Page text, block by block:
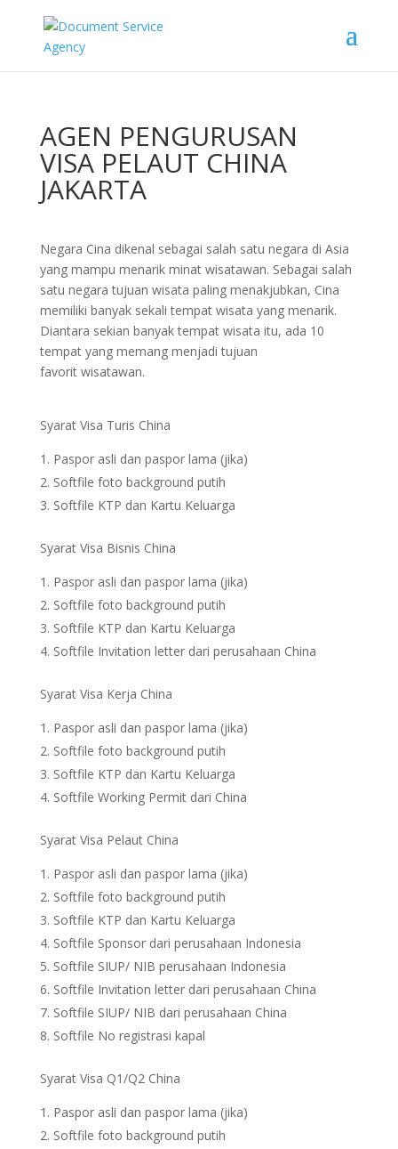
AGEN PENGURUSAN
VISA PELAUT CHINA
JAKARTA
Negara Cina dikenal sebagai salah satu negara di Asia
yang mampu menarik minat wisatawan. Sebagai salah
satu negara tujuan wisata paling menakjubkan, Cina
memiliki banyak sekali tempat wisata yang menarik.
Diantara sekian banyak tempat wisata itu, ada 10
tempat yang memang menjadi tujuan
favorit wisatawan.
Syarat Visa Turis China
Paspor asli dan paspor lama (jika)
Softfile foto background putih
Softfile KTP dan Kartu Keluarga
Syarat Visa Bisnis China
Paspor asli dan paspor lama (jika)
Softfile foto background putih
Softfile KTP dan Kartu Keluarga
Softfile Invitation letter dari perusahaan China
Syarat Visa Kerja China
Paspor asli dan paspor lama (jika)
Softfile foto background putih
Softfile KTP dan Kartu Keluarga
Softfile Working Permit dari China
Syarat Visa Pelaut China
Paspor asli dan paspor lama (jika)
Softfile foto background putih
Softfile KTP dan Kartu Keluarga
Softfile Sponsor dari perusahaan Indonesia
Softfile SIUP/ NIB perusahaan Indonesia
Softfile Invitation letter dari perusahaan China
Softfile SIUP/ NIB dari perusahaan China
Softfile No registrasi kapal
Syarat Visa Q1/Q2 China
Paspor asli dan paspor lama (jika)
Softfile foto background putih